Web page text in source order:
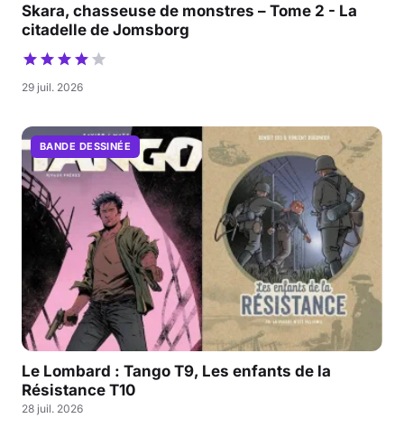
Skara, chasseuse de monstres – Tome 2 - La
citadelle de Jomsborg
29 juil. 2026
BANDE DESSINÉE
Le Lombard : Tango T9, Les enfants de la
Résistance T10
28 juil. 2026